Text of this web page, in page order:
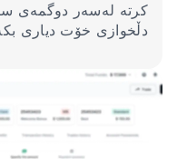
کرتە لەسەر دوگمەی
دڵخوازی خۆت دیاری